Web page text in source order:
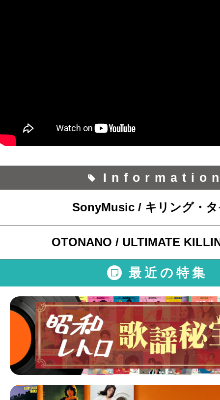
SonyMusic / キリング・
OTONANO / ULTIMATE
最近の特集